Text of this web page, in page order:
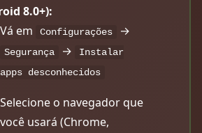
8.0+):
Vá em
Configurações →
Segurança →
Instalar
apps desconhecidos
Selecione o navegador que
você usará (Chrome,